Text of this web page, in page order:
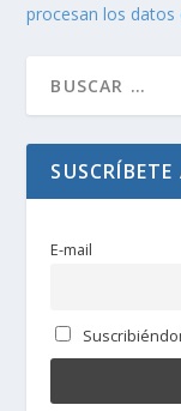
procesan los
E-mail